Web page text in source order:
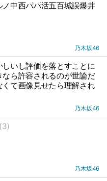
中西パパ活五百城誤爆井
乃木坂46
いし評価を落とすことに
ら許容されるのが世論だ
て画像見せたら理解され
乃木坂46
(3)
乃木坂46